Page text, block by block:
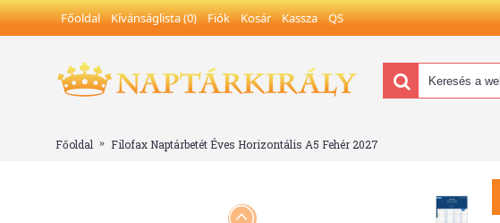
Főoldal Kívánságlista (0) Fiók Kosár Kassza QS
Főoldal Filofax Naptárbetét Éves Horizontális A5 Fehér 2027